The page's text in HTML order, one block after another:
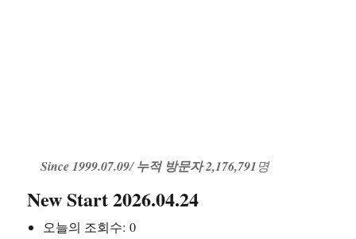
Since 1999.07.09/누적 방문자 2,176,791명
New Start 2026.04.24
오늘의 조회수:0